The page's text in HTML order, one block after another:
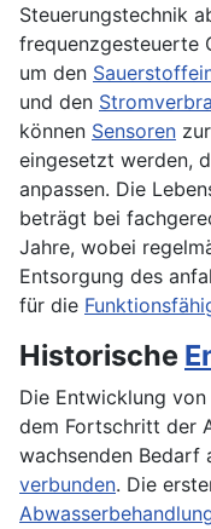
Steuerungstechnik
frequenzgesteuerte
um den
und den
können Sensoren zur
eingesetzt werden,
anpassen. Die
beträgt bei
Jahre, wobei
Entsorgung des
für die
Historische
Die Entwicklung
dem Fortschritt der
wachsenden Bedarf
verbunden. Die